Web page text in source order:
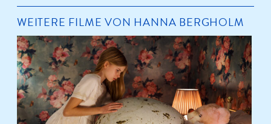
WEITERE FILME VON HANNA BERGHOLM